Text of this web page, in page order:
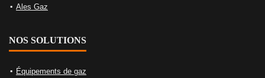
Ales Gaz
NOS SOLUTIONS
Équipements de gaz